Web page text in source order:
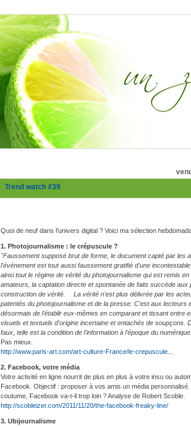
Trend watch #39
Quoi de neuf dans l'univers digital ? Voici ma sélection
1. Photojournalisme : le crépuscule ?
"Faussement supposé brut de forme, le document capté par les
l'événement est tout aussi faussement gratifié d'une
ainsi tout le régime de vérité du photojournalisme qui est remis
amateurs, la captation directe et spontanée de faits succède aux
construction de vérité. La vérité n'est plus délivrée par les
patentés du photojournalisme et de la presse. C'est aux lecteurs
désormais de l'établir eux-mêmes en comparant et tissant entre
visuels et textuels d'origine incertaine et entachés de soupçons.
faux, telle est la condition de l'information à l'époque du
Pas mieux.
http://www.paris-art.com/art-culture-France/le-crepuscule...
2. Facebook, votre média
Votre activité en ligne nourrit de plus en plus à votre insu ou
Facebook. Objectif : proposer à vos amis un média
coutume, Facebook va-t-il trop loin ? Analyse de Robert Scoble.
http://scobleizer.com/2011/11/20/the-facebook-freaky-line/
3. Ubijournalisme